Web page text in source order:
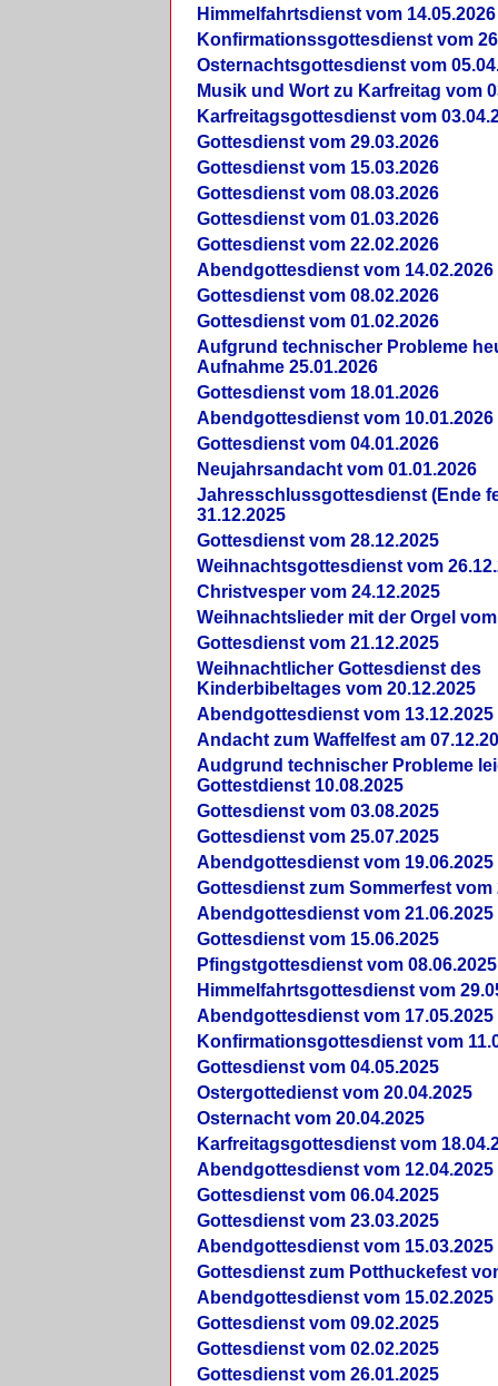
Himmelfahrtsdienst vom 14.05.2026
Konfirmationssgottesdienst vom
Osternachtsgottesdienst vom
Musik und Wort zu Karfreitag vom
Karfreitagsgottesdienst vom
Gottesdienst vom 29.03.2026
Gottesdienst vom 15.03.2026
Gottesdienst vom 08.03.2026
Gottesdienst vom 01.03.2026
Gottesdienst vom 22.02.2026
Abendgottesdienst vom 14.02.2026
Gottesdienst vom 08.02.2026
Gottesdienst vom 01.02.2026
Aufgrund technischer Probleme
Aufnahme 25.01.2026
Gottesdienst vom 18.01.2026
Abendgottesdienst vom 10.01.2026
Gottesdienst vom 04.01.2026
Neujahrsandacht vom 01.01.2026
Jahresschlussgottesdienst (Ende
31.12.2025
Gottesdienst vom 28.12.2025
Weihnachtsgottesdienst vom
Christvesper vom 24.12.2025
Weihnachtslieder mit der Orgel vom
Gottesdienst vom 21.12.2025
Weihnachtlicher Gottesdienst des
Kinderbibeltages vom 20.12.2025
Abendgottesdienst vom 13.12.2025
Andacht zum Waffelfest am
Audgrund technischer Probleme
Gottestdienst 10.08.2025
Gottesdienst vom 03.08.2025
Gottesdienst vom 25.07.2025
Abendgottesdienst vom 19.06.2025
Gottesdienst zum Sommerfest vom
Abendgottesdienst vom 21.06.2025
Gottesdienst vom 15.06.2025
Pfingstgottesdienst vom 08.06.2025
Himmelfahrtsgottesdienst vom
Abendgottesdienst vom 17.05.2025
Konfirmationsgottesdienst vom
Gottesdienst vom 04.05.2025
Ostergottedienst vom 20.04.2025
Osternacht vom 20.04.2025
Karfreitagsgottesdienst vom
Abendgottesdienst vom 12.04.2025
Gottesdienst vom 06.04.2025
Gottesdienst vom 23.03.2025
Abendgottesdienst vom 15.03.2025
Gottesdienst zum Potthuckefest
Abendgottesdienst vom 15.02.2025
Gottesdienst vom 09.02.2025
Gottesdienst vom 02.02.2025
Gottesdienst vom 26.01.2025